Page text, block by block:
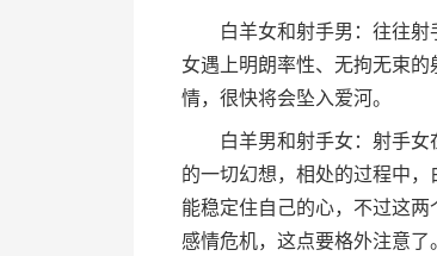
白羊女和射手男：往往射
女遇上明朗率性、无拘无束
情，很快将会坠入爱河。
白羊男和射手女：射手女
的一切幻想，相处的过程中
能稳定住自己的心，不过这
感情危机，这点要格外注意了